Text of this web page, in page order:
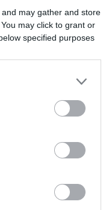
may gather and store
may click to grant or
specified purposes